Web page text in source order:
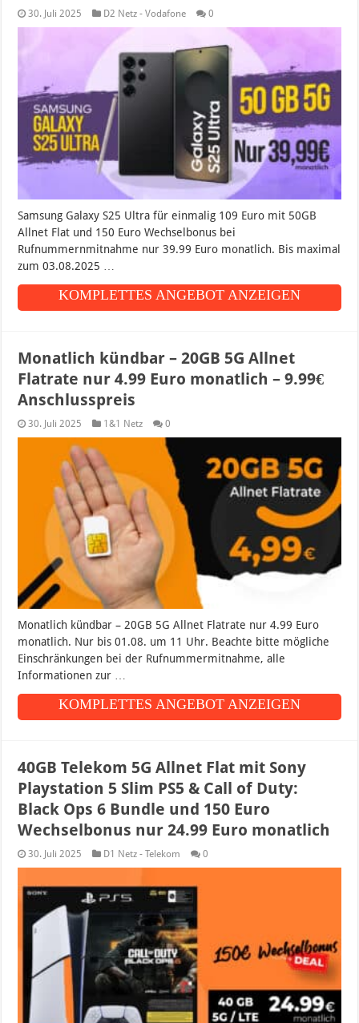
30. Juli 2025 D2 Netz - Vodafone 0
Samsung Galaxy S25 Ultra für einmalig 109 Euro mit 50GB
Allnet Flat und 150 Euro Wechselbonus bei
Rufnummernmitnahme nur 39.99 Euro monatlich. Bis maximal
zum 03.08.2025 …
KOMPLETTES ANGEBOT ANZEIGEN
Monatlich kündbar – 20GB 5G Allnet
Flatrate nur 4.99 Euro monatlich – 9.99€
Anschlusspreis
30. Juli 2025 1&1 Netz 0
Monatlich kündbar – 20GB 5G Allnet Flatrate nur 4.99 Euro
monatlich. Nur bis 01.08. um 11 Uhr. Beachte bitte mögliche
Einschränkungen bei der Rufnummermitnahme, alle
Informationen zur …
KOMPLETTES ANGEBOT ANZEIGEN
40GB Telekom 5G Allnet Flat mit Sony
Playstation 5 Slim PS5 & Call of Duty:
Black Ops 6 Bundle und 150 Euro
Wechselbonus nur 24.99 Euro monatlich
30. Juli 2025 D1 Netz - Telekom 0